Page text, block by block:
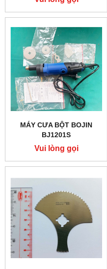
MÁY CƯA BỘT BOJIN
BJ1201S
Vui lòng gọi